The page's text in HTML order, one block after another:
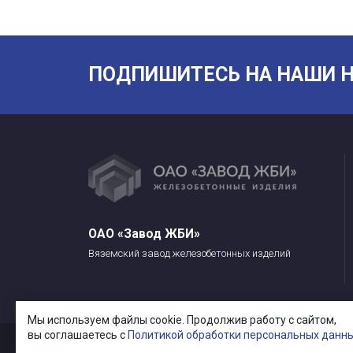
Мы используем файлы cookie. Продолжив работу с сайтом,
вы соглашаетесь с Политикой обработки персональных
ПОДПИШИТЕСЬ НА НАШИ
ОАО «Завод ЖБИ»
Вяземский завод железобетонных изделий